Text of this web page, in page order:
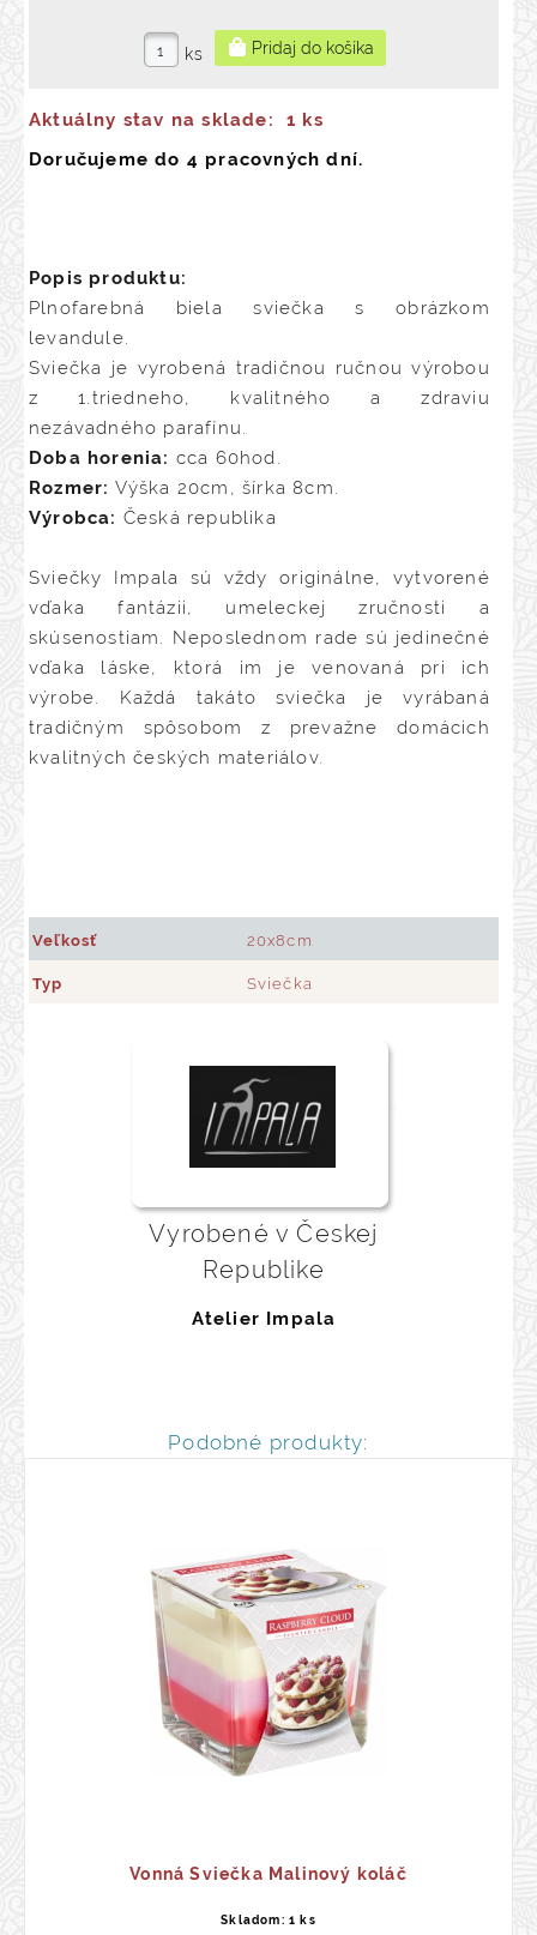
ks
Aktuálny stav na sklade:
1 ks
Doručujeme do 4 pracovných dní.
Popis produktu:
Plnofarebná biela sviečka s obrázkom
levandule.
Sviečka je vyrobená tradičnou ručnou výrobou
z 1.triedneho, kvalitného a zdraviu
nezávadného parafínu.
Doba horenia: cca 60hod.
Rozmer: Výška 20cm, šírka 8cm.
Výrobca: Česká republika
Sviečky Impala sú vždy originálne, vytvorené
vďaka fantázii, umeleckej zručnosti a
skúsenostiam. Neposlednom rade sú jedinečné
vďaka láske, ktorá im je venovaná pri ich
výrobe. Každá takáto sviečka je vyrábaná
tradičným spôsobom z prevažne domácich
kvalitných českých materiálov.
Veľkosť 20x8cm
Typ Sviečka
Vyrobené v Českej
Republike
Atelier Impala
Podobné produkty:
Vonná Sviečka Malinový koláč
Skladom: 1 ks